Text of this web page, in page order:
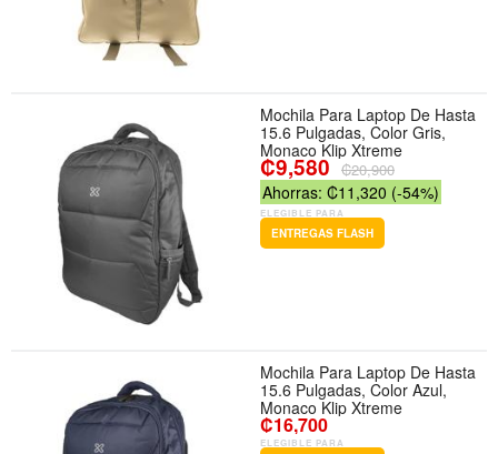
Mochila Para Laptop De Hasta
15.6 Pulgadas, Color Gris,
Monaco Klip Xtreme
₡9,580 ₡20,900
Ahorras: ₡11,320 (-54%)
ELEGIBLE PARA
ENTREGAS FLASH
Mochila Para Laptop De Hasta
15.6 Pulgadas, Color Azul,
Monaco Klip Xtreme
₡16,700
ELEGIBLE PARA